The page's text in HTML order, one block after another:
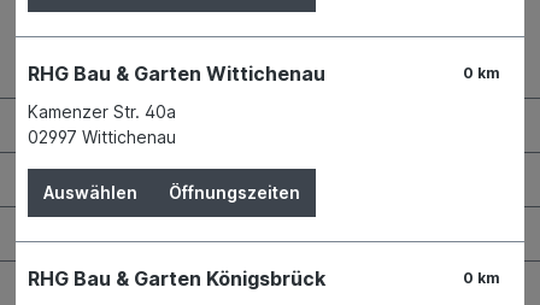
Kontaktdaten und Öffnungszeiten
RHG Helfer
Wissenswertes
Bauen & Renovieren
0 km
RHG Bau & Garten Wittichenau
Kamenzer Str. 40a
02997 Wittichenau
Auswählen Öffnungszeiten
0 km
RHG Bau & Garten Königsbrück